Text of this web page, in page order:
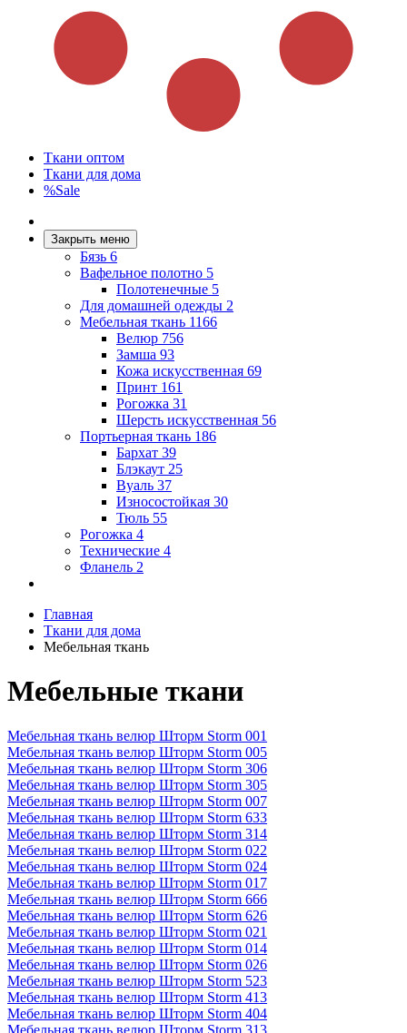
Ткани оптом
Ткани для дома
%Sale
Закрыть меню
Бязь 6
Вафельное полотно 5
Полотенечные 5
Для домашней одежды 2
Мебельная ткань 1166
Велюр 756
Замша 93
Кожа искусственная 69
Принт 161
Рогожка 31
Шерсть искусственная 56
Портьерная ткань 186
Бархат 39
Блэкаут 25
Вуаль 37
Износостойкая 30
Тюль 55
Рогожка 4
Технические 4
Фланель 2
Главная
Ткани для дома
Мебельная ткань
Мебельные ткани
Мебельная ткань велюр Шторм Storm 001
Мебельная ткань велюр Шторм Storm 005
Мебельная ткань велюр Шторм Storm 306
Мебельная ткань велюр Шторм Storm 305
Мебельная ткань велюр Шторм Storm 007
Мебельная ткань велюр Шторм Storm 633
Мебельная ткань велюр Шторм Storm 314
Мебельная ткань велюр Шторм Storm 022
Мебельная ткань велюр Шторм Storm 024
Мебельная ткань велюр Шторм Storm 017
Мебельная ткань велюр Шторм Storm 666
Мебельная ткань велюр Шторм Storm 626
Мебельная ткань велюр Шторм Storm 021
Мебельная ткань велюр Шторм Storm 014
Мебельная ткань велюр Шторм Storm 026
Мебельная ткань велюр Шторм Storm 523
Мебельная ткань велюр Шторм Storm 413
Мебельная ткань велюр Шторм Storm 404
Мебельная ткань велюр Шторм Storm 313